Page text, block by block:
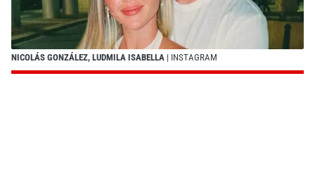
NICOLÁS GONZÁLEZ, LUDMILA ISABELLA | INSTAGRAM